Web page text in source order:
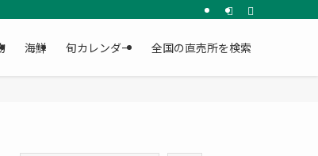
海鮮 旬カレンダー 全国の直売所を検索